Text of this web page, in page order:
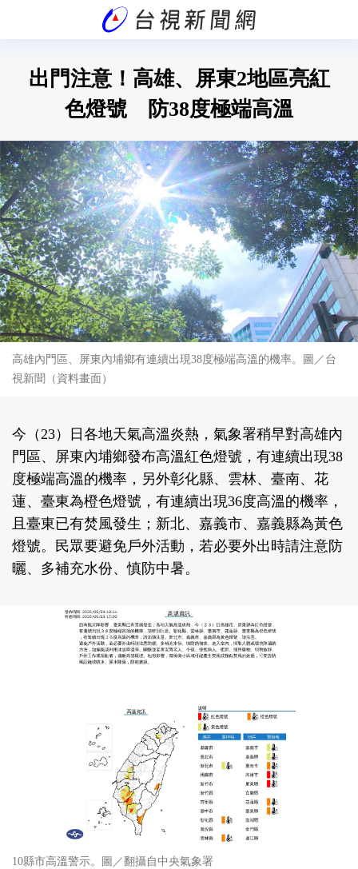
出門注意！高雄、屏東2地區亮紅
色燈號 防38度極端高溫
高雄內門區、屏東內埔鄉有連續出現38度極端高溫的機率。圖／台
視新聞（資料畫面）
今（23）日各地天氣高溫炎熱，氣象署稍早對高雄內
門區、屏東內埔鄉發布高溫紅色燈號，有連續出現38
度極端高溫的機率，另外彰化縣、雲林、臺南、花
蓮、臺東為橙色燈號，有連續出現36度高溫的機率，
且臺東已有焚風發生；新北、嘉義市、嘉義縣為黃色
燈號。民眾要避免戶外活動，若必要外出時請注意防
曬、多補充水份、慎防中暑。
10縣市高溫警示。圖／翻攝自中央氣象署